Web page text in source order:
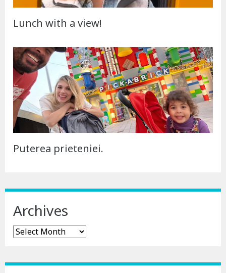
Lunch with a view!
Puterea prieteniei.
Archives
Archives